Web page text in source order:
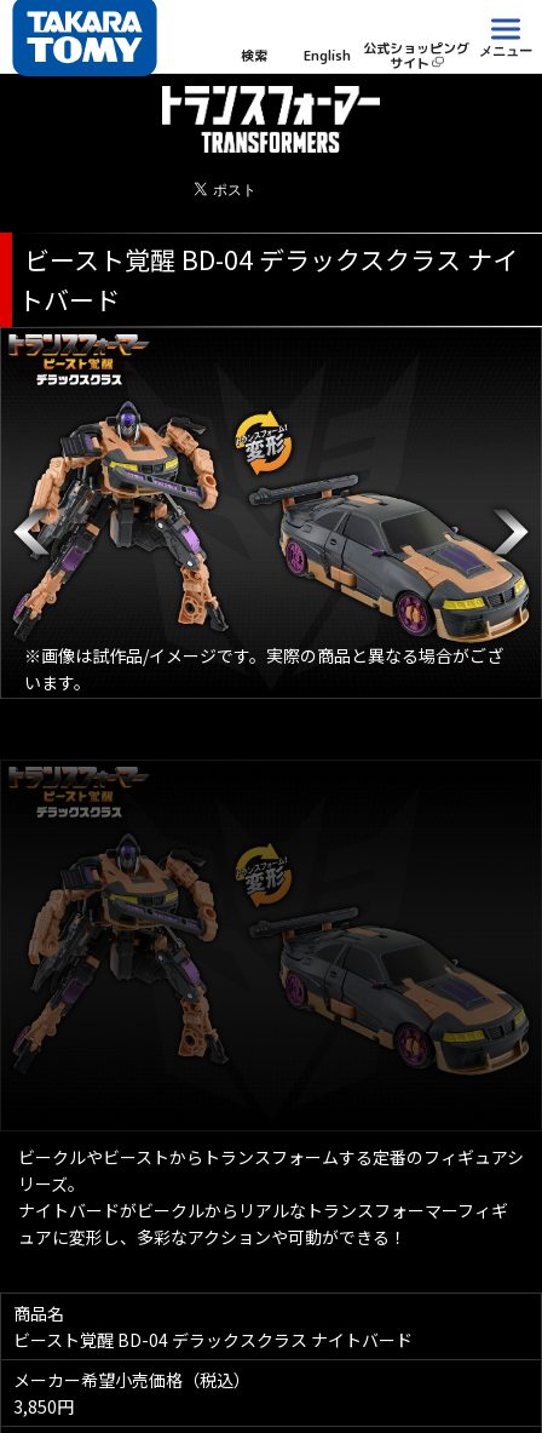
検索 English 公式ショッピング
サイト
メニュー
ビースト覚醒 BD-04 デラックスクラス ナイ
トバード
※画像は試作品/イメージです。実際の商品と異なる場合がござ
います。
ビークルやビーストからトランスフォームする定番のフィギュアシ
リーズ。
ナイトバードがビークルからリアルなトランスフォーマーフィギ
ュアに変形し、多彩なアクションや可動ができる！
商品名
ビースト覚醒 BD-04 デラックスクラス ナイトバード
メーカー希望小売価格（税込）
3,850円